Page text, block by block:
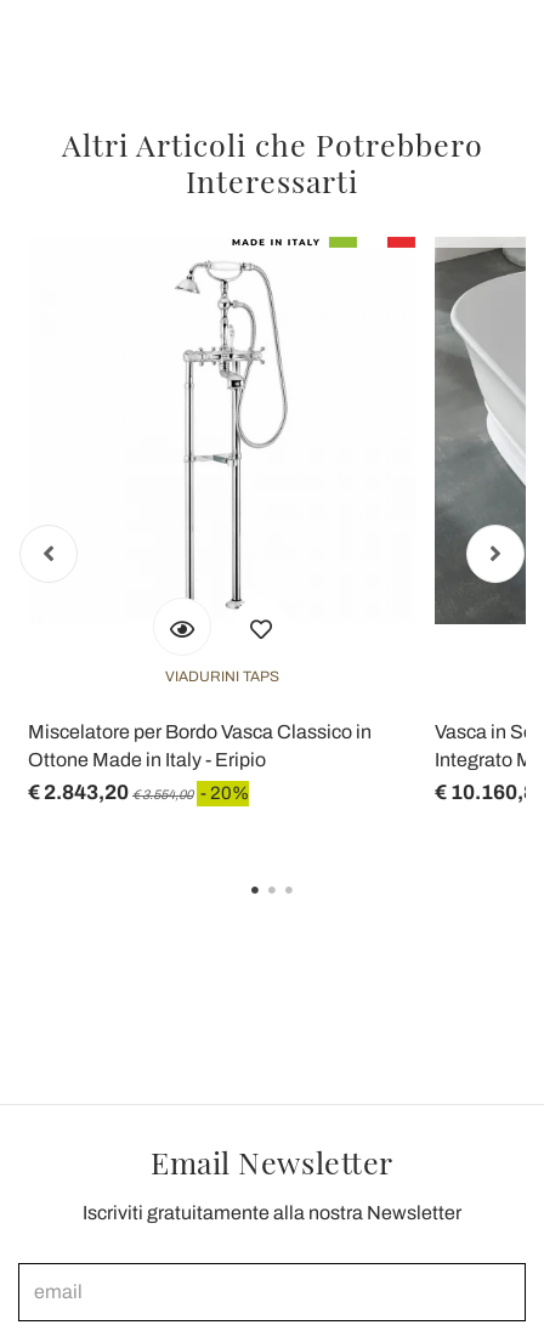
Altri Articoli che Potrebbero
Interessarti
VIADURINI TAPS
Miscelatore per Bordo Vasca Classico in
Ottone Made in Italy - Eripio
€ 2.843,20 € 3.554,00 - 20%
Vasca in
Integrato
€
Email Newsletter
Iscriviti gratuitamente alla nostra Newsletter